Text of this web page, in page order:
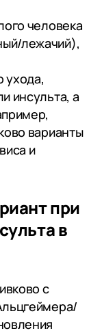
человека
лежачий),
ухода,
инсульта, а
варианты
и
при
в
с